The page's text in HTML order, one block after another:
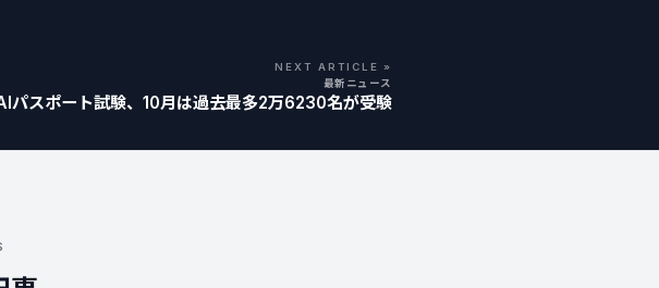
NEXT ARTICLE »
最新ニュース
パスポート試験、10月は過去最多2万6230名が受験